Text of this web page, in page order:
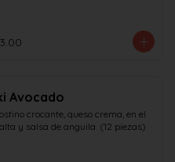
Avocado
crocante, queso crema, en el
y salsa de anguila. (12 piezas)